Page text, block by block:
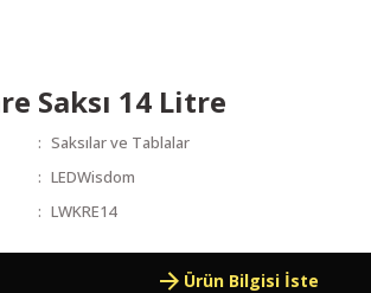
Saksı 14 Litre
Saksılar ve Tablalar
LEDWisdom
LWKRE14
Ürün Bilgisi İste